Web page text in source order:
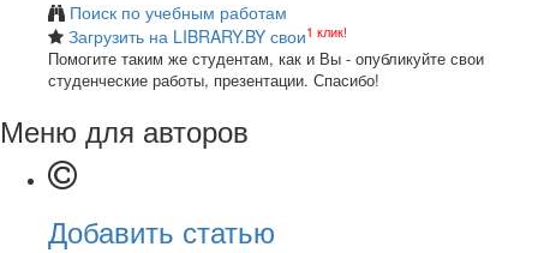
Поиск по учебным работам
Загрузить на LIBRARY.BY свои1 клик!
Помогите таким же студентам, как и Вы - опубликуйте свои
студенческие работы, презентации. Спасибо!
Меню для авторов
Добавить статью